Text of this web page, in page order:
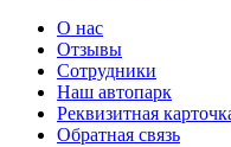
О нас
Отзывы
Сотрудники
Наш автопарк
Реквизитная
Обратная связь